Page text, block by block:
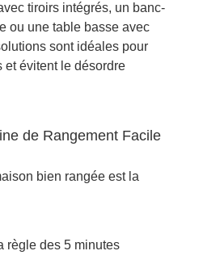
tiroirs intégrés, un banc-
ou une table basse avec
sont idéales pour
et évitent le désordre
de Rangement Facile
bien rangée est la
règle des 5 minutes